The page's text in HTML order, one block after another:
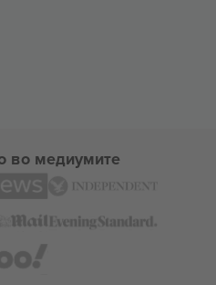
во медиумите